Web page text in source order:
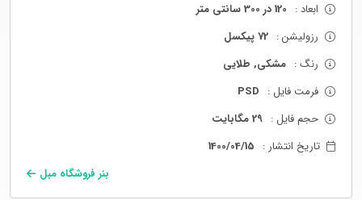
ابعاد : 120 در 300 سانتی متر
رزولیشن : 72 پیکسل
رنگ : مشکی, طلایی
فرمت فایل : PSD
حجم فایل : 29 مگابایت
تاریخ انتشار : 1400/04/15
بنر فروشگاه مبل